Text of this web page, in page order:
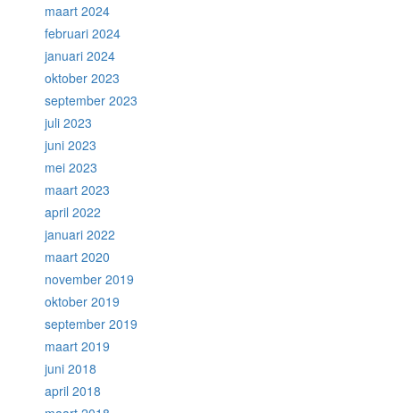
maart 2024
februari 2024
januari 2024
oktober 2023
september 2023
juli 2023
juni 2023
mei 2023
maart 2023
april 2022
januari 2022
maart 2020
november 2019
oktober 2019
september 2019
maart 2019
juni 2018
april 2018